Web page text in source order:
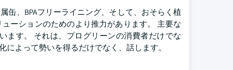
缶、BPAフリーライニング、そして、おそらく植
ーションのためのより推力があります。 主要な
ます。 それは、プログリーンの消費者だけでな
よって勢いを得るだけでなく、話します。